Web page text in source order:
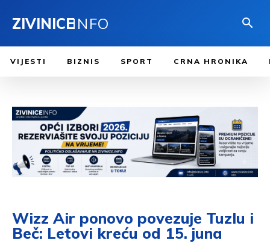
ZIVINICEINFO
VIJESTI BIZNIS SPORT CRNA HRONIKA
Wizz Air ponovo povezuje Tuzlu i
Beč: Letovi kreću od 15. juna